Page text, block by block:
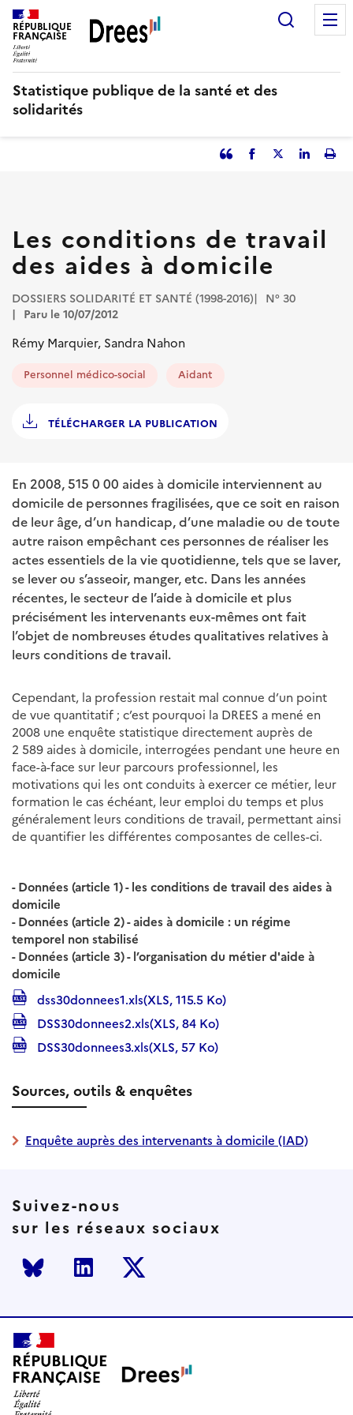
Aller
au
contenu
principal
RÉPUBLIQUE
FRANÇAISE
Statistique publique de la santé et des
solidarités
Partager
citation
Facebook
Partager
Partager
in
Les conditions de travail
des aides à domicile
DOSSIERS SOLIDARITÉ ET SANTÉ (1998-2016)
N° 30
Paru le 10/07/2012
Rémy Marquier, Sandra Nahon
Personnel médico-social Aidant
TÉLÉCHARGER LA PUBLICATION
En 2008, 515 0 00 aides à domicile interviennent au
domicile de personnes fragilisées, que ce soit en raison
de leur âge, d’un handicap, d’une maladie ou de toute
autre raison empêchant ces personnes de réaliser les
actes essentiels de la vie quotidienne, tels que se laver,
se lever ou s’asseoir, manger, etc. Dans les années
récentes, le secteur de l’aide à domicile et plus
précisément les intervenants eux-mêmes ont fait
l’objet de nombreuses études qualitatives relatives à
leurs conditions de travail.
Cependant, la profession restait mal connue d’un point
de vue quantitatif ; c’est pourquoi la DREES a mené en
2008 une enquête statistique directement auprès de
2 589 aides à domicile, interrogées pendant une heure en
face-à-face sur leur parcours professionnel, les
motivations qui les ont conduits à exercer ce métier, leur
formation le cas échéant, leur emploi du temps et plus
généralement leurs conditions de travail, permettant ainsi
de quantifier les différentes composantes de celles-ci.
- Données (article 1) - les conditions de travail des aides à
domicile
- Données (article 2) - aides à domicile : un régime
temporel non stabilisé
- Données (article 3) - l’organisation du métier d'aide à
domicile
dss30donnees1.xls(XLS, 115.5 Ko)
DSS30donnees2.xls(XLS, 84 Ko)
DSS30donnees3.xls(XLS, 57 Ko)
Sources, outils & enquêtes
Enquête auprès des intervenants à domicile (IAD)
Suivez-nous
sur les réseaux sociaux
Bluesky LinkedInTwitter